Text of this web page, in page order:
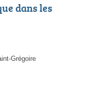
dans les
Grégoire